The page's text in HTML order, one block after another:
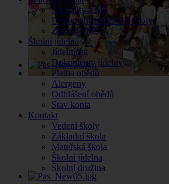
Aktuality z MŠ
Dokumenty mateřské školy
Zápis do MŠ
Školní jídelna
Jídelníček
Dokumenty jídelny
Platba obědů
Alergeny
Odhlášení obědů
Stav konta
Kontakt
Vedení školy
Základní škola
Mateřská škola
Školní jídelna
Školní družina